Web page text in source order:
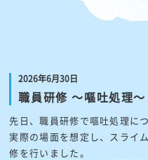
2026年6月30日
職員研修 ～嘔吐処理～
先日、職員研修で嘔吐処理に
実際の場面を想定し、スライ
修を行いました。